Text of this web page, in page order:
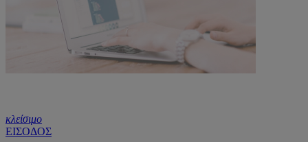
κλείσιμο
ΕΙΣΟΔΟΣ